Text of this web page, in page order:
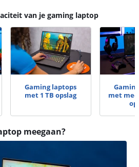
van je gaming laptop
Gaming laptops
met 1 TB opslag
met
meegaan?